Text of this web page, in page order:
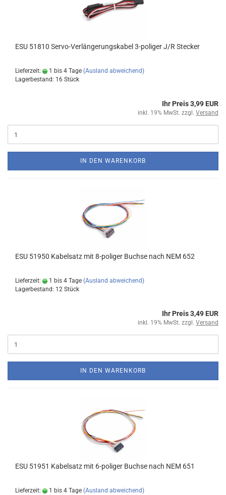
ESU 51810 Servo-Verlängerungskabel 3-poliger J/R Stecker
Lieferzeit: 1 bis 4 Tage (Ausland abweichend)
Lagerbestand: 16 Stück
Ihr Preis 3,99 EUR
inkl. 19% MwSt. zzgl. Versand
IN DEN WARENKORB
ESU 51950 Kabelsatz mit 8-poliger Buchse nach NEM 652
Lieferzeit: 1 bis 4 Tage (Ausland abweichend)
Lagerbestand: 12 Stück
Ihr Preis 3,49 EUR
inkl. 19% MwSt. zzgl. Versand
IN DEN WARENKORB
ESU 51951 Kabelsatz mit 6-poliger Buchse nach NEM 651
Lieferzeit: 1 bis 4 Tage (Ausland abweichend)